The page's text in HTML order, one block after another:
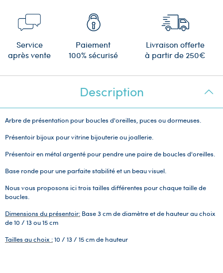
Service
après vente
Paiement
100% sécurisé
Livraison offerte
à partir de 250€
Description
Arbre de présentation pour boucles d'oreilles, puces ou dormeuses.
Présentoir bijoux pour vitrine bijouterie ou joallerie.
Présentoir en métal argenté pour pendre une paire de boucles d'oreilles.
Base ronde pour une parfaite stabilité et un beau visuel.
Nous vous proposons ici trois tailles différentes pour chaque taille de
boucles.
Dimensions du présentoir: Base 3 cm de diamètre et de hauteur au choix
de 10 / 13 ou 15 cm
Tailles au choix :10 / 13 / 15 cm de hauteur